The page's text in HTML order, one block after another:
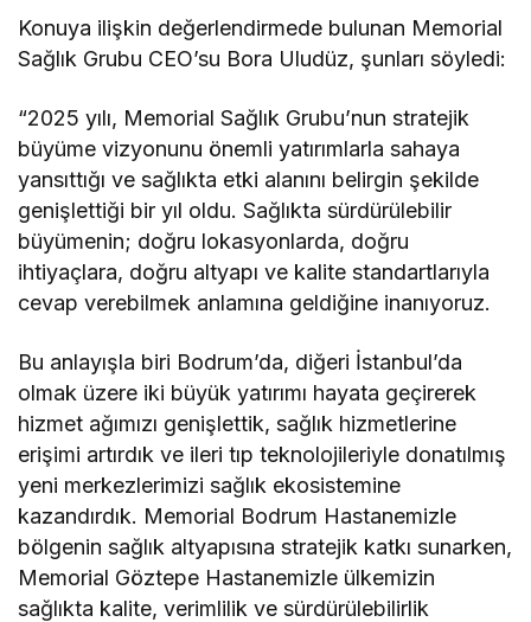
Konuya ilişkin değerlendirmede bulunan Memorial
Sağlık Grubu CEO’su Bora Uludüz, şunları söyledi:
“2025 yılı, Memorial Sağlık Grubu’nun stratejik
büyüme vizyonunu önemli yatırımlarla sahaya
yansıttığı ve sağlıkta etki alanını belirgin şekilde
genişlettiği bir yıl oldu. Sağlıkta sürdürülebilir
büyümenin; doğru lokasyonlarda, doğru
ihtiyaçlara, doğru altyapı ve kalite standartlarıyla
cevap verebilmek anlamına geldiğine inanıyoruz.
Bu anlayışla biri Bodrum’da, diğeri İstanbul’da
olmak üzere iki büyük yatırımı hayata geçirerek
hizmet ağımızı genişlettik, sağlık hizmetlerine
erişimi artırdık ve ileri tıp teknolojileriyle donatılmış
yeni merkezlerimizi sağlık ekosistemine
kazandırdık. Memorial Bodrum Hastanemizle
bölgenin sağlık altyapısına stratejik katkı sunarken,
Memorial Göztepe Hastanemizle ülkemizin
sağlıkta kalite, verimlilik ve sürdürülebilirlik